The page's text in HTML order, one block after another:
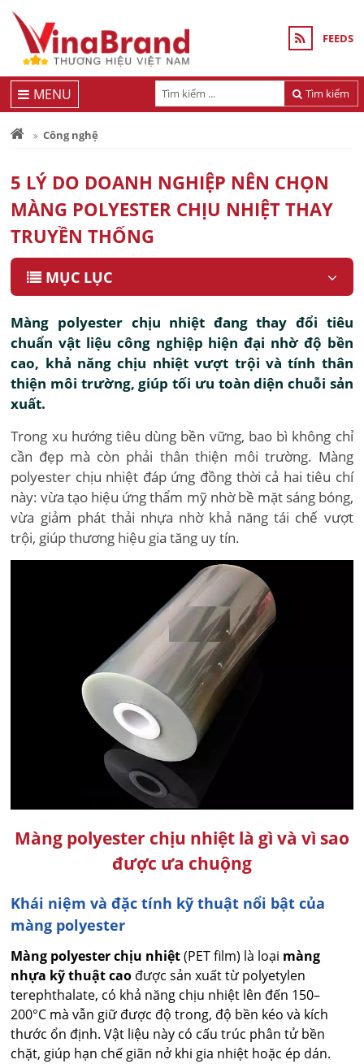
FEEDS
Tìm kiếm
MENU
Công nghệ
5 LÝ DO DOANH NGHIỆP NÊN CHỌN
MÀNG POLYESTER CHỊU NHIỆT THAY
TRUYỀN THỐNG
MỤC LỤC
Màng polyester chịu nhiệt đang thay đổi tiêu
chuẩn vật liệu công nghiệp hiện đại nhờ độ bền
cao, khả năng chịu nhiệt vượt trội và tính thân
thiện môi trường, giúp tối ưu toàn diện chuỗi sản
xuất.
Trong xu hướng tiêu dùng bền vững, bao bì không chỉ
cần đẹp mà còn phải thân thiện môi trường. Màng
polyester chịu nhiệt đáp ứng đồng thời cả hai tiêu chí
này: vừa tạo hiệu ứng thẩm mỹ nhờ bề mặt sáng bóng,
vừa giảm phát thải nhựa nhờ khả năng tái chế vượt
trội, giúp thương hiệu gia tăng uy tín.
Màng polyester chịu nhiệt là gì và vì sao
được ưa chuộng
Khái niệm và đặc tính kỹ thuật nổi bật của
màng polyester
Màng polyester chịu nhiệt(PET film) là loại màng
nhựa kỹ thuật cao được sản xuất từ polyetylen
terephthalate, có khả năng chịu nhiệt lên đến 150–
200°C mà vẫn giữ được độ trong, độ bền kéo và kích
thước ổn định. Vật liệu này có cấu trúc phân tử bền
chặt, giúp hạn chế giãn nở khi gia nhiệt hoặc ép dán.